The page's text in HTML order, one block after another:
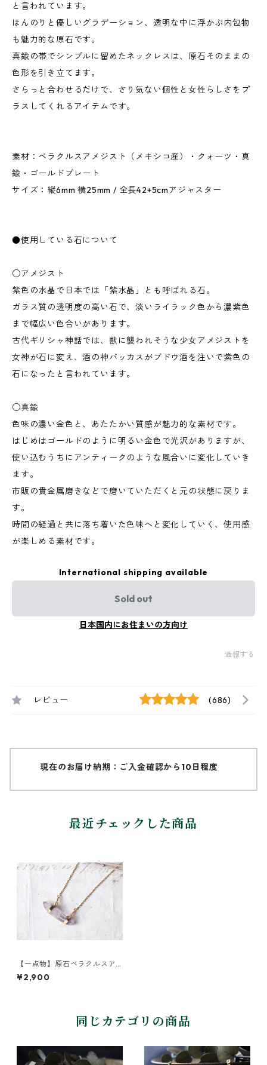
と言われています。
ほんのりと優しいグラデーション、透明な中に浮かぶ内包物
も魅力的な原石です。
真鍮の帯でシンプルに留めたネックレスは、原石そのままの
色形を引き立てます。
さらっと合わせるだけで、さり気ない個性と女性らしさをプ
ラスしてくれるアイテムです。
素材：ベラクルスアメジスト（メキシコ産）・クォーツ・真
鍮・ゴールドプレート
サイズ：縦6mm 横25mm / 全長42+5cmアジャスター
●使用している石について
○アメジスト
紫色の水晶で日本では「紫水晶」とも呼ばれる石。
ガラス質の透明度の高い石で、淡いライラック色から濃紫色
まで幅広い色合いがあります。
古代ギリシャ神話では、獣に襲われそうな少女アメジストを
女神が石に変え、酒の神バッカスがブドウ酒を注いで紫色の
石になったと言われています。
○真鍮
色味の濃い金色と、あたたかい質感が魅力的な素材です。
はじめはゴールドのように明るい金色で光沢がありますが、
使い込むうちにアンティークのような風合いに変化していき
ます。
市販の貴金属磨きなどで磨いていただくと元の状態に戻りま
す。
時間の経過と共に落ち着いた色味へと変化していく、使用感
が楽しめる素材です。
International shipping available
Sold out
日本国内にお住まいの方向け
通報する
レビュー (686)
現在のお届け納期：ご入金確認から10日程度
最近チェックした商品
【一点物】原石ベラクルスア
メジストのネックレス
¥2,900
同じカテゴリの商品